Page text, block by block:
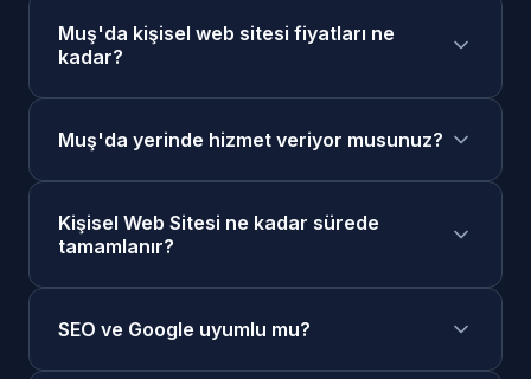
Muş'da kişisel web sitesi fiyatları ne
kadar?
15.000₺ aralığındadır. Projenizin kapsamına
göre ücretsiz keşif görüşmesi sonrasında size
özel fiyat teklifi sunuyoruz. Taksit seçenekleri
mevcuttur.
Muş'da yerinde hizmet veriyor musunuz?
yerinde keşif ve toplantı yapabiliyoruz. Ayrıca
online görüşme seçeneğimiz de mevcuttur.
Muş'daki müşterilerimize öncelikli destek
sağlıyoruz.
Kişisel Web Sitesi ne kadar sürede
tamamlanır?
hafta sürede tamamlanır. Acil projeler için
hızlandırılmış teslimat seçeneklerimiz de
SEO ve Google uyumlu mu?